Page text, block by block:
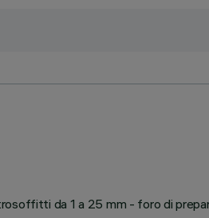
da 1 a 25 mm - foro di